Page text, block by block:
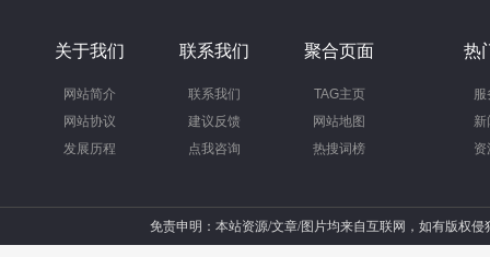
关于我们
网站简介
网站协议
发展历程
联系我们
联系我们
建议反馈
点我咨询
聚合页面
TAG主页
网站地图
热搜词榜
热
服
新
资
免责申明：本站资源/文章/图片均来自互联网，如有版权